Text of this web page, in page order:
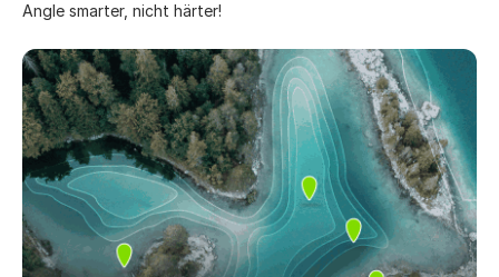
Angle smarter, nicht härter!